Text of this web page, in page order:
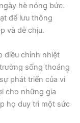
hè nóng bức.
để lưu thông
và dễ chịu.
điều chỉnh nhiệt
sống thoáng
phát triển của vi
cho những gia
họ duy trì một sức